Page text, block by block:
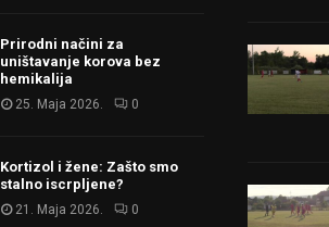
Prirodni načini za
uništavanje korova bez
hemikalija
25. Maja 2026. 0
Kortizol i žene: Zašto smo
stalno iscrpljene?
21. Maja 2026. 0